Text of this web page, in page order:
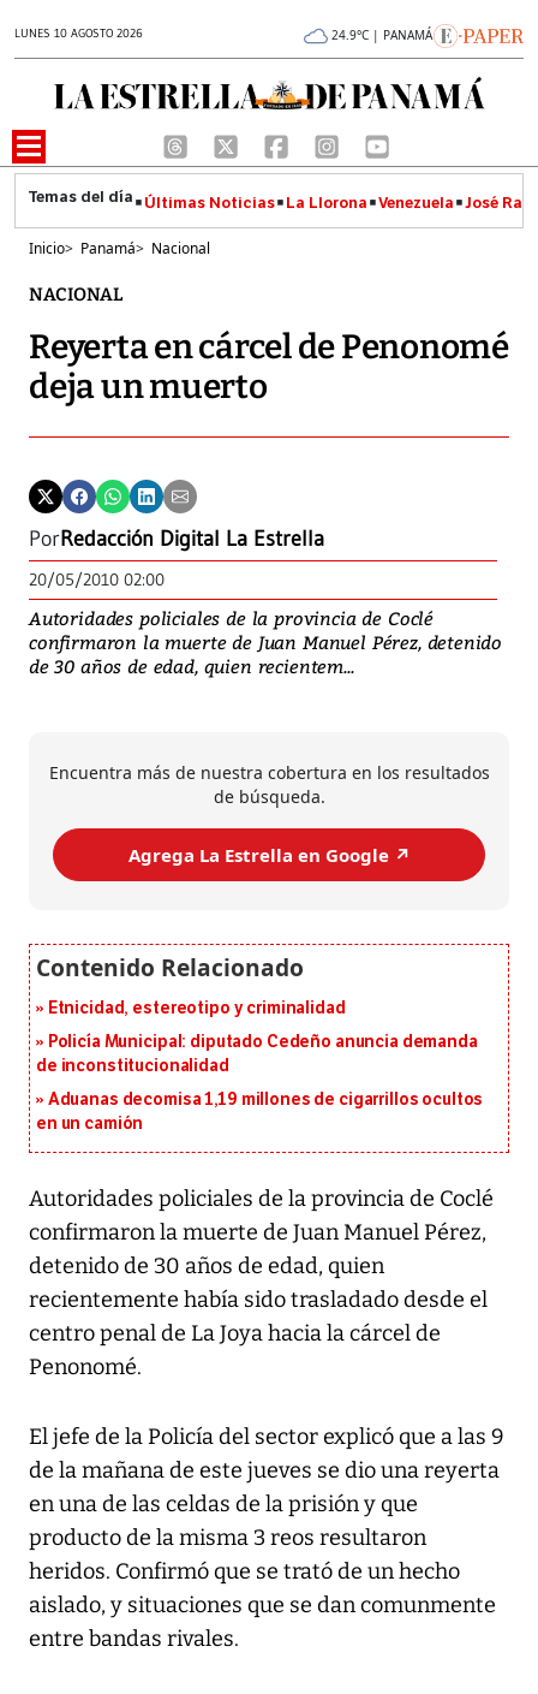
LUNES 10 AGOSTO 2026 24.9°C | PANAMÁ
Últimas Noticias La Llorona Venezuela José
Inicio> Panamá> Nacional
NACIONAL
Reyerta en cárcel de Penonomé
deja un muerto
PorRedacción Digital La Estrella
20/05/2010 02:00
Autoridades policiales de la provincia de Coclé
confirmaron la muerte de Juan Manuel Pérez, detenido
de 30 años de edad, quien recientem...
Encuentra más de nuestra cobertura en los resultados
de búsqueda.
Agrega La Estrella en Google ↗️
Etnicidad, estereotipo y criminalidad
Policía Municipal: diputado Cedeño anuncia demanda
de inconstitucionalidad
Aduanas decomisa 1,19 millones de cigarrillos ocultos
en un camión
Autoridades policiales de la provincia de Coclé
confirmaron la muerte de Juan Manuel Pérez,
detenido de 30 años de edad, quien
recientemente había sido trasladado desde el
centro penal de La Joya hacia la cárcel de
Penonomé.
El jefe de la Policía del sector explicó que a las 9
de la mañana de este jueves se dio una reyerta
en una de las celdas de la prisión y que
producto de la misma 3 reos resultaron
heridos. Confirmó que se trató de un hecho
aislado, y situaciones que se dan comunmente
entre bandas rivales.